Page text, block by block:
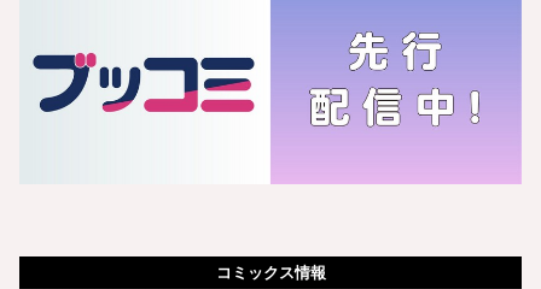
コミックス情報